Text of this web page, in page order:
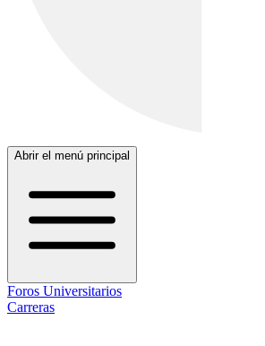
Abrir el menú principal
Foros Universitarios
Carreras